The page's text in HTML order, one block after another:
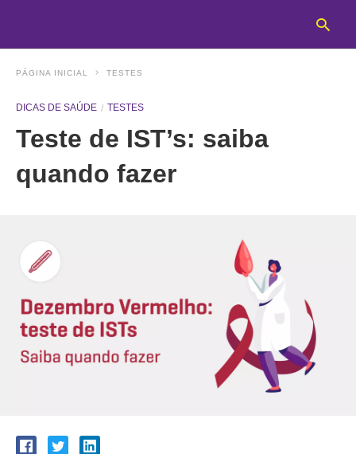
PÁGINA INICIAL TESTES
DICAS DE SAÚDE TESTES
Teste de IST’s: saiba
quando fazer